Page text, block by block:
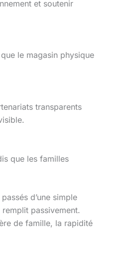
et soutenir
le magasin physique
transparents
que les familles
d’une simple
remplit passivement.
de famille, la rapidité